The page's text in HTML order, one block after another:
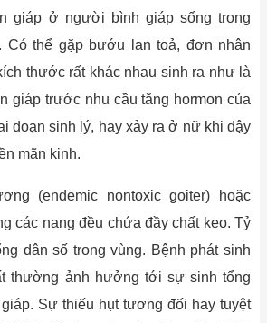
giáp ở người bình giáp sống trong
Có thể gặp bướu lan toả, đơn nhân
thước rất khác nhau sinh ra như là
giáp trước nhu cầu tăng hormon của
đoạn sinh lý, hay xảy ra ở nữ khi dậy
mãn kinh.
(endemic nontoxic goiter) hoặc
các nang đều chứa đầy chất keo. Tỷ
dân số trong vùng. Bệnh phát sinh
thường ảnh hưởng tới sự sinh tổng
Sự thiếu hụt tương đối hay tuyệt